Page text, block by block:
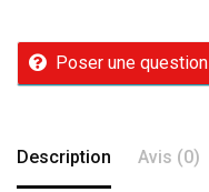
Poser une question
Description Avis (0)